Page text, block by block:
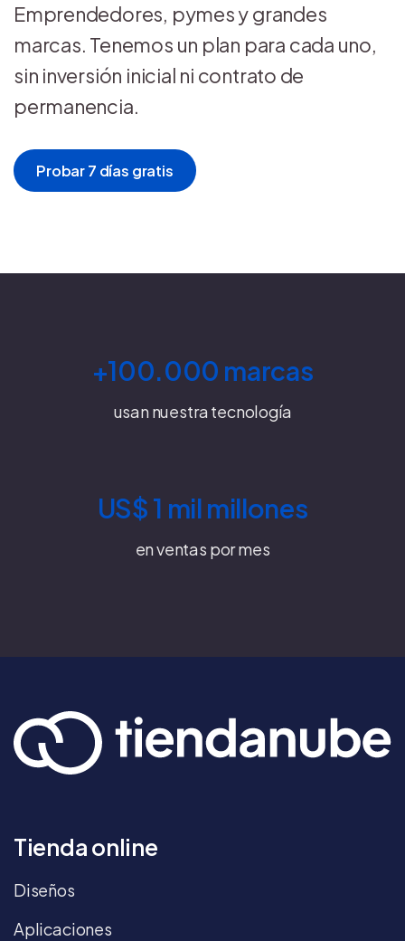
Emprendedores, pymes y grandes
marcas. Tenemos un plan para cada uno,
sin inversión inicial ni contrato de
permanencia.
Probar 7 días gratis
+100.000 marcas
usan nuestra tecnología
US$ 1 mil millones
en ventas por mes
Tienda online
Diseños
Aplicaciones